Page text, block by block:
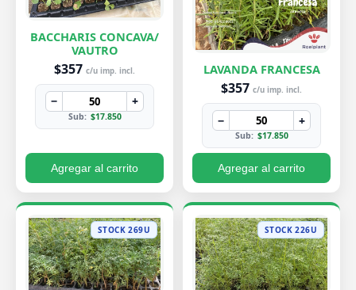
BACCHARIS CONCAVA/
VAUTRO
$357 c/u imp. incl.
− +
Sub: $17.850
Agregar al carrito
LAVANDA FRANCESA
$357 c/u imp. incl.
− +
Sub: $17.850
Agregar al carrito
STOCK 269U STOCK 226U